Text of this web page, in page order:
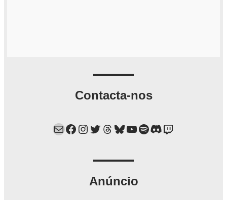
Contacta-nos
Mail Facebook Instagram Twitter Threads Bluesky YouTube Spotify Discord Twitch
Anúncio